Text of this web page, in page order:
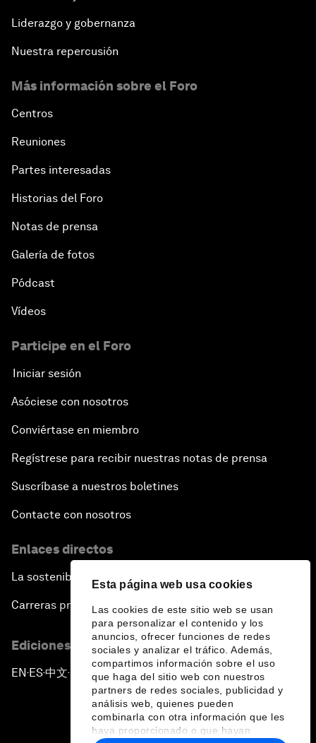
Esta página web usa cookies
Las cookies de este sitio web se usan
para personalizar el contenido y los
anuncios, ofrecer funciones de redes
sociales y analizar el tráfico. Además,
compartimos información sobre el uso
que haga del sitio web con nuestros
partners de redes sociales, publicidad y
análisis web, quienes pueden
combinarla con otra información que les
haya proporcionado o que hayan
Liderazgo y gobernanza
Nuestra repercusión
Más información sobre el Foro
Centros
Reuniones
Partes interesadas
Historias del Foro
Notas de prensa
Galería de fotos
Pódcast
Vídeos
Participe en el Foro
Iniciar sesión
Asóciese con nosotros
Conviértase en miembro
Regístrese para recibir nuestras notas de prensa
Suscríbase a nuestros boletines
Contacte con nosotros
Enlaces directos
La sostenibilidad en el Foro
Carreras profesionales
Ediciones en otros idiomas
EN ▪ ES▪中文▪ 日本語